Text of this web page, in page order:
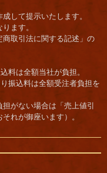
して提示いたします。
ます。
取引法に関する記述」の
料は全額当社が負担。
振込料は全額受注者負担を
がない場合は「売上値引
れが御座います）。